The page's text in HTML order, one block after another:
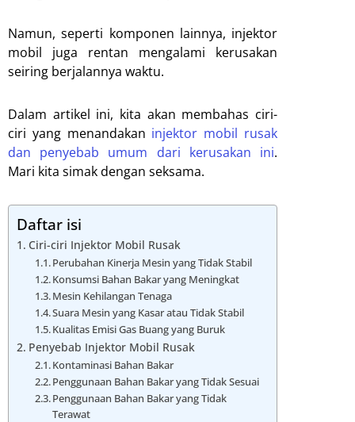
Namun, seperti komponen lainnya, injektor
mobil juga rentan mengalami kerusakan
seiring berjalannya waktu.
Dalam artikel ini, kita akan membahas ciri-
ciri yang menandakan injektor mobil rusak
dan penyebab umum dari kerusakan ini.
Mari kita simak dengan seksama.
Daftar isi
Ciri-ciri Injektor Mobil Rusak
Perubahan Kinerja Mesin yang Tidak Stabil
Konsumsi Bahan Bakar yang Meningkat
Mesin Kehilangan Tenaga
Suara Mesin yang Kasar atau Tidak Stabil
Kualitas Emisi Gas Buang yang Buruk
Penyebab Injektor Mobil Rusak
Kontaminasi Bahan Bakar
Penggunaan Bahan Bakar yang Tidak Sesuai
Penggunaan Bahan Bakar yang Tidak
Terawat